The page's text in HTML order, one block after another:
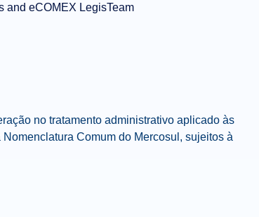
and eCOMEX LegisTeam
no tratamento administrativo aplicado às
Nomenclatura Comum do Mercosul, sujeitos à